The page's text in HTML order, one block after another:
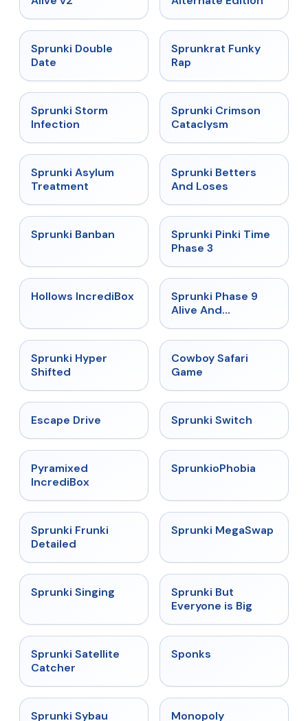
★
Sprunki Double
Date
★ 4.7
Sprunkrat Funky
Rap
★
Sprunki Storm
Infection
★ 4.7
Sprunki Crimson
Cataclysm
★
Sprunki Asylum
Treatment
★
Sprunki Betters
And Loses
★
Sprunki Banban ★ 4.9
Sprunki Pinki Time
Phase 3
★ 4.3
Hollows IncrediBox ★
Sprunki Phase 9
Alive And
Sprunki Hyper
Shifted
Cowboy Safari
Game
Escape Drive ★
Sprunki Switch
Pyramixed
IncrediBox
★
SprunkioPhobia
★
Sprunki Frunki
Detailed
★ 4.5
Sprunki MegaSwap
★
Sprunki Singing
Sprunki But
Everyone is Big
★ 4.4
Sprunki Satellite
Catcher
Sponks
Sprunki Sybau Monopoly